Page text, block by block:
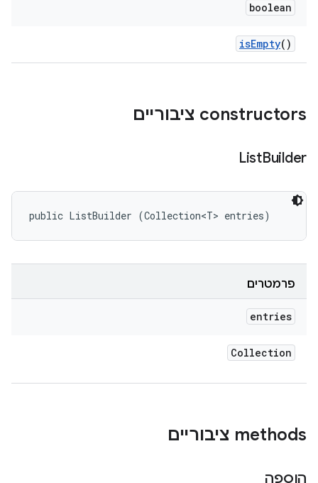
boolean
isEmpty()
‫constructors ציבוריים
ListBuilder
public ListBuilder (Collection<T> entries)
פרמטרים
entries
Collection
‫methods ציבוריים
הוספה